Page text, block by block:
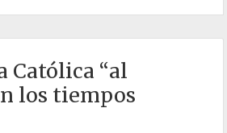
Católica “al
los tiempos